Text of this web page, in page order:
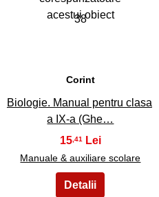
38
Corint
Biologie. Manual pentru clasa
a IX-a (Ghe…
15,41
Manuale & auxiliare scolare